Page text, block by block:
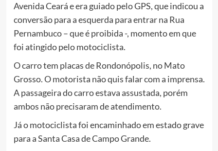
Avenida Ceará e era guiado pelo GPS, que indicou a
conversão para a esquerda para entrar na Rua
Pernambuco – que é proibida -, momento em que
foi atingido pelo motociclista.
O carro tem placas de Rondonópolis, no Mato
Grosso. O motorista não quis falar com a imprensa.
A passageira do carro estava assustada, porém
ambos não precisaram de atendimento.
Já o motociclista foi encaminhado em estado grave
para a Santa Casa de Campo Grande.